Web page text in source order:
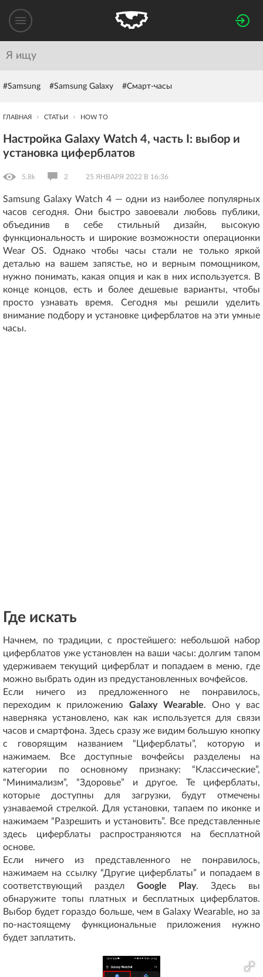
#Samsung #Samsung Galaxy #Смарт-часы
ГЛАВНАЯ СТАТЬИ HOW TO
Настройка Galaxy Watch 4, часть I: выбор и
установка циферблатов
5.8k 2 25 ЯНВАРЯ 2022 В 16:36
Samsung Galaxy Watch 4 — одни из наиболее популярных
часов сегодня. Они быстро завоевали любовь публики,
объединив в себе стильный дизайн, высокую
функциональность и широкие возможности операционки
Wear OS. Однако чтобы часы стали не только яркой
деталью на вашем запястье, но и верным помощником,
нужно понимать, какая опция и как в них используется. В
конце концов, есть и более дешевые варианты, чтобы
просто узнавать время. Сегодня мы решили уделить
внимание подбору и установке циферблатов на эти умные
часы.
Где искать
Начнем, по традиции, с простейшего: небольшой набор
циферблатов уже установлен на ваши часы: долгим тапом
удерживаем текущий циферблат и попадаем в меню, где
можно выбрать один из предустановленных вочфейсов.
Если ничего из предложенного не понравилось,
переходим к приложениюGalaxy Wearable. Оно у вас
наверняка установлено, как как используется для связи
часов и смартфона. Здесь сразу же видим большую кнопку
с говорящим названием “Циферблаты”, которую и
нажимаем. Все доступные вочфейсы разделены на
категории по основному признаку: “Классические”,
“Минимализм”, “Здоровье” и другое. Те циферблаты,
которые доступны для загрузки, будут отмечены
узнаваемой стрелкой. Для установки, тапаем по иконке и
нажимаем “Разрешить и установить”. Все представленные
здесь циферблаты распространяются на бесплатной
основе.
Если ничего из представленного не понравилось,
нажимаем на ссылку “Другие циферблаты” и попадаем в
соответствующий раздел Google Play. Здесь вы
обнаружите топы платных и бесплатных циферблатов.
Выбор будет гораздо больше, чем в Galaxy Wearable, но за
по-настоящему функциональные приложения нужно
будет заплатить.